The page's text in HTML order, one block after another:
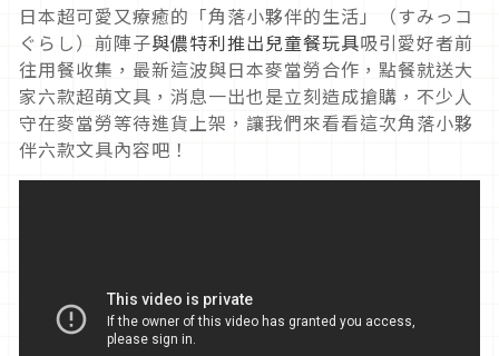
日本超可愛又療癒的「角落小夥伴的生活」（すみっコ
ぐらし）前陣子與儂特利推出兒童餐玩具吸引愛好者前
往用餐收集，最新這波與日本麥當勞合作，點餐就送大
家六款超萌文具，消息一出也是立刻造成搶購，不少人
守在麥當勞等待進貨上架，讓我們來看看這次角落小夥
伴六款文具內容吧！